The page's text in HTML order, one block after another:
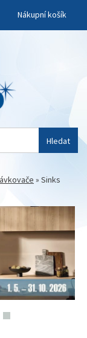
Nákupní košík
Hledat
» Sinks